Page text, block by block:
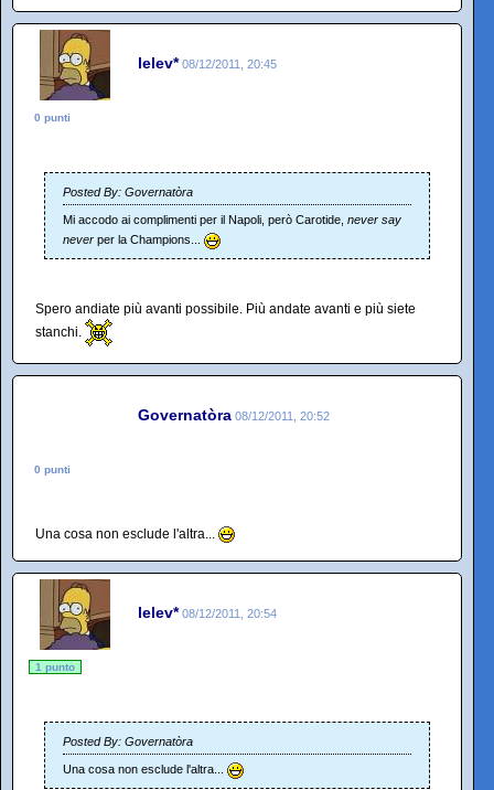
lelev* 08/12/2011, 20:45
0 punti
Posted By: Governatòra
Mi accodo ai complimenti per il Napoli, però Carotide, never say
never per la Champions...
Spero andiate più avanti possibile. Più andate avanti e più siete
stanchi.
Governatòra 08/12/2011, 20:52
0 punti
Una cosa non esclude l'altra...
lelev* 08/12/2011, 20:54
1 punto
Posted By: Governatòra
Una cosa non esclude l'altra...